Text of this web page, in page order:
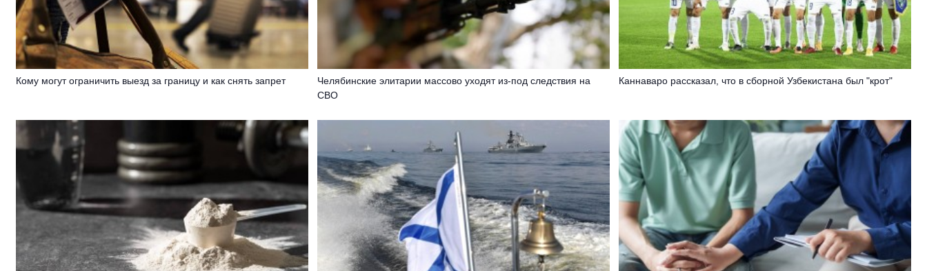
Кому могут ограничить выезд за границу и как снять запрет
Челябинские элитарии массово уходят из-под следствия на
СВО
Каннаваро рассказал, что в сборной Узбекистана был "крот"